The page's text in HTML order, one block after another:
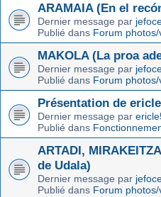
ARAMAIA (En el
Dernier message par
Publié dans Forum
MAKOLA (La proa
Dernier message par
Publié dans Forum
Présentation de
Dernier message par
Publié dans
ARTADI,
de Udala)
Dernier message par
Publié dans Forum